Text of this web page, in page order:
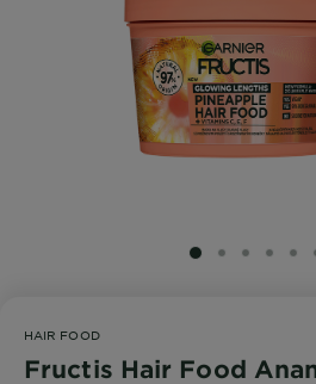
SLIDE 1
SLIDE 2
SLIDE
HAIR FOOD
Fructis Hair Food